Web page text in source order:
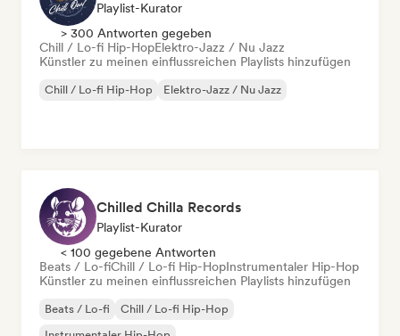
Playlist-Kurator
> 300 Antworten gegeben
Chill / Lo-fi Hip-HopElektro-Jazz / Nu Jazz
Künstler zu meinen einflussreichen Playlists hinzufügen
Chill / Lo-fi Hip-Hop Elektro-Jazz / Nu Jazz
Chilled Chilla Records
Playlist-Kurator
< 100 gegebene Antworten
Beats / Lo-fiChill / Lo-fi Hip-HopInstrumentaler Hip-Hop
Künstler zu meinen einflussreichen Playlists hinzufügen
Beats / Lo-fi
Chill / Lo-fi Hip-Hop